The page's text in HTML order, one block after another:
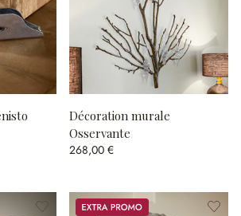
Décoration murale
Osservante
268,00 €
Promos